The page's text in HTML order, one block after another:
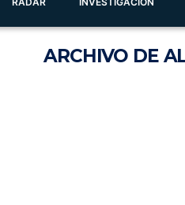
ARCHIVO DE